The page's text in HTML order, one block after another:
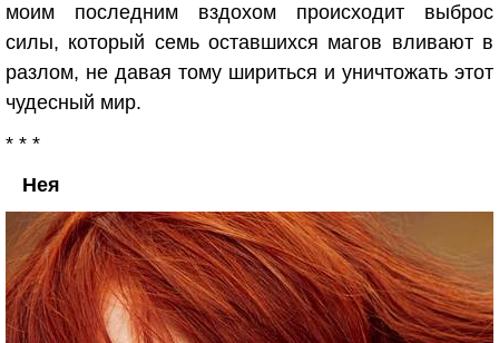
моим последним вздохом происходит выброс
силы, который семь оставшихся магов вливают в
разлом, не давая тому шириться и уничтожать этот
чудесный мир.
* * *
Нея